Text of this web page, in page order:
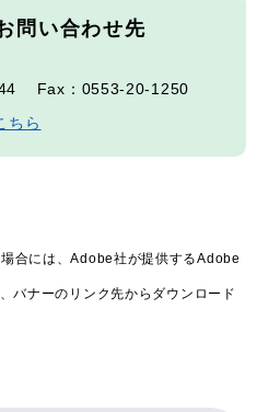
問い合わせ先
Fax：0553-20-1250
ちら
合には、Adobe社が提供するAdobe
バナーのリンク先からダウンロード